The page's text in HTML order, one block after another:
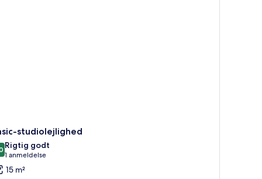
studiolejlighed
ud af 10
Rigtig godt
1 anmeldelse
(1
anmeldelse)
15 m²